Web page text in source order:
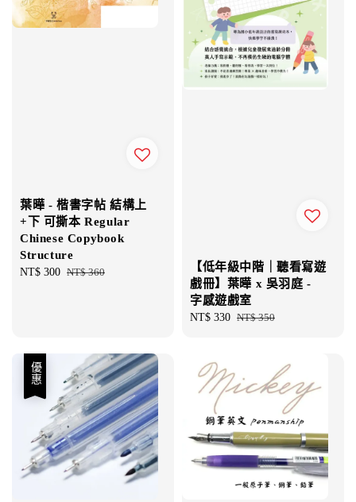
葉曄 - 楷書字帖 結構上
+下 可撕本 Regular
Chinese Copybook
Structure
Sale
NT$ 300 Regular
NT$ 360
【低年級中階｜聽看寫遊
戲冊】葉曄 x 吳羽庭 -
字感遊戲室
Sale
NT$ 330 Regular
NT$ 350
優惠